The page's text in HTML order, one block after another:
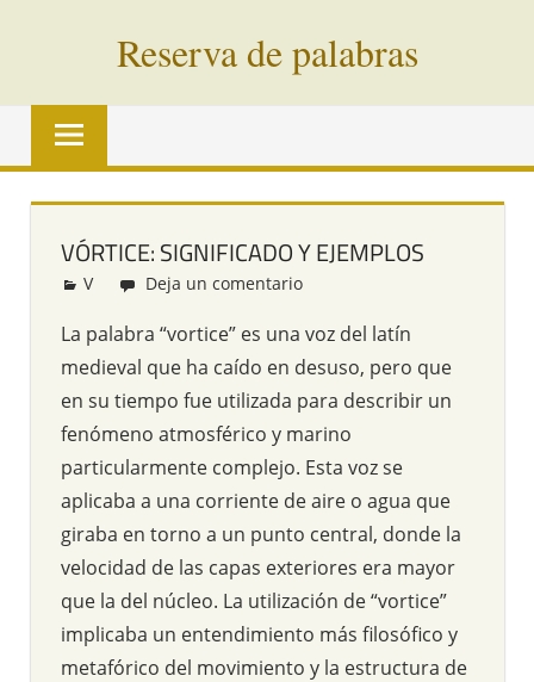
Reserva de palabras
Palabras
vías
todo
mundo
VÓRTICE: SIGNIFICADO Y EJEMPLOS
Redacción
V Deja un comentario
La palabra “vortice” es una voz del latín
medieval que ha caído en desuso, pero que
en su tiempo fue utilizada para describir un
fenómeno atmosférico y marino
particularmente complejo. Esta voz se
aplicaba a una corriente de aire o agua que
giraba en torno a un punto central, donde la
velocidad de las capas exteriores era mayor
que la del núcleo. La utilización de “vortice”
implicaba un entendimiento más filosófico y
metafórico del movimiento y la estructura de